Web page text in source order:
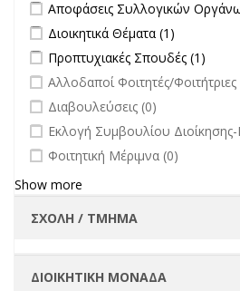
Apply Αποφάσεις Συλλογικών
Αποφάσεις Συλλογικών
Apply Διοικητικά Θέματα filter
Διοικητικά Θέματα (1)
Apply Προπτυχιακές Σπουδές
Προπτυχιακές Σπουδές (1)
undefined
Αλλοδαποί Φοιτητές/Φοιτήτριες
undefined
Διαβουλεύσεις (0)
undefined
Εκλογή Συμβουλίου
undefined
Φοιτητική Μέριμνα (0)
Show more